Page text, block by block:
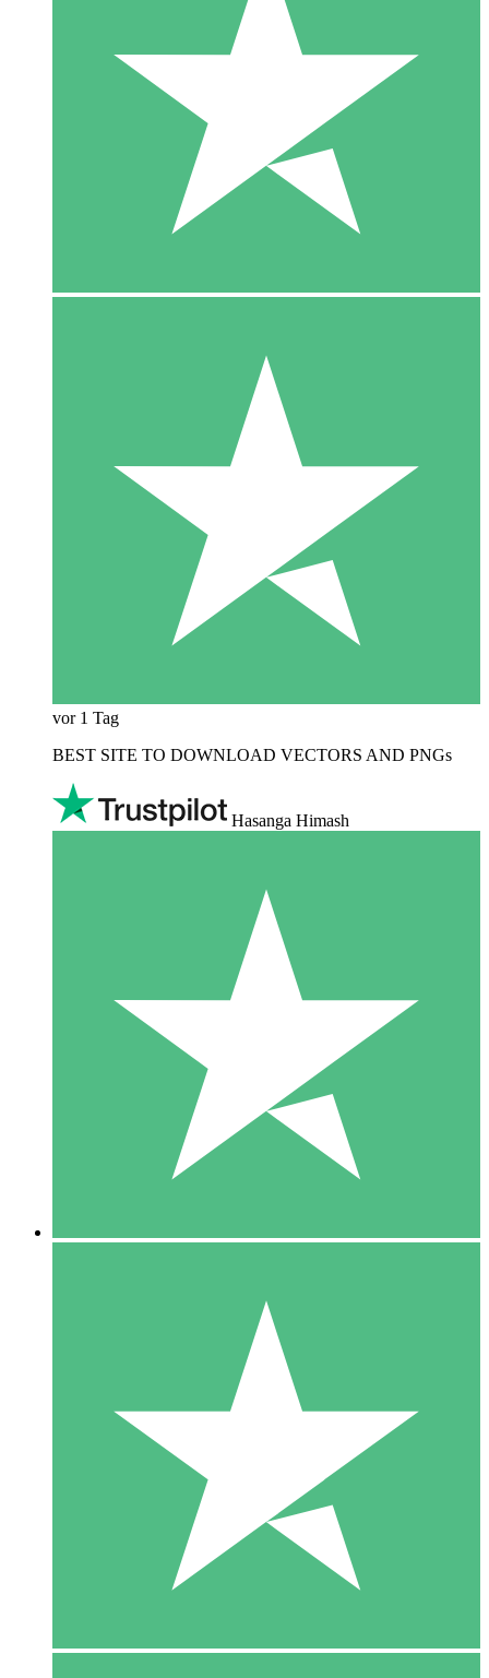
vor 1 Tag
BEST SITE TO DOWNLOAD VECTORS AND PNGs
Hasanga Himash